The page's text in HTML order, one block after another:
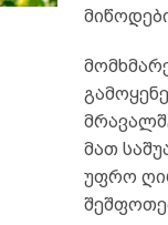
მათ
უფრო